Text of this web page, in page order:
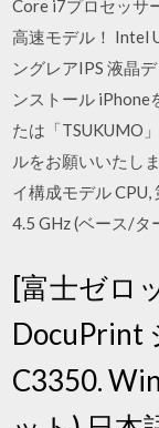
Core i7プロセッサ
高速モデル！ Intel
ングレアIPS 液晶
ンストール iPhone
たは「TSUKUMO
ルをお願いいたし
イ構成モデル
4.5 GHz (ベース/タ
[富士ゼロ
DocuPrint
C3350.